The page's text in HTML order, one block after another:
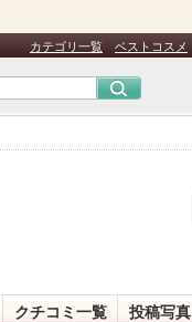
カテゴリ一覧 ベストコスメ
クチコミ一覧 投稿写真